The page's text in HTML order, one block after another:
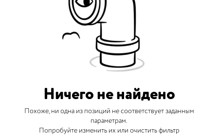
Ничего не найдено
Похоже, ни одна из позиций не соответствует заданным
параметрам.
Попробуйте изменить их или очистить фильтр